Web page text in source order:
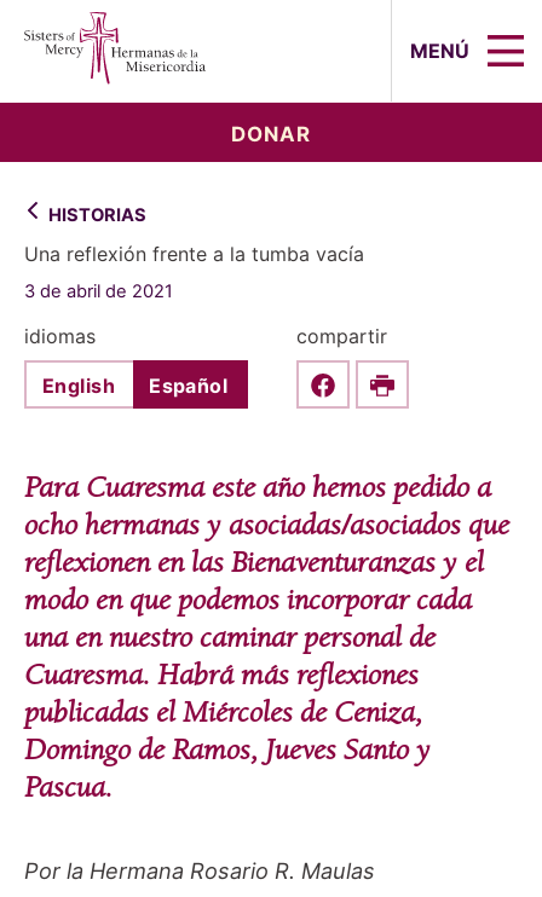
MENÚ
DONAR
HISTORIAS
Una reflexión frente a la tumba vacía
3 de abril de 2021
idiomas
English Español
compartir
Share this on Facebook
Print
Para Cuaresma este año hemos pedido a
ocho hermanas y asociadas/asociados que
reflexionen en las Bienaventuranzas y el
modo en que podemos incorporar cada
una en nuestro caminar personal de
Cuaresma. Habrá más reflexiones
publicadas el Miércoles de Ceniza,
Domingo de Ramos, Jueves Santo y
Pascua.
Por la Hermana Rosario R. Maulas